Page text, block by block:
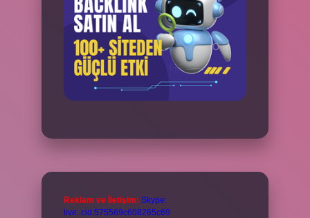
Reklam ve İletişim: Skype:
live:.cid.575569c608265c69